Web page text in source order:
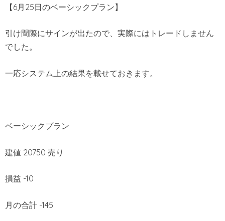
【6月25日のベーシックプラン】
引け間際にサインが出たので、実際にはトレードしません
でした。
一応システム上の結果を載せておきます。
ベーシックプラン
建値 20750 売り
損益 -10
月の合計 -145